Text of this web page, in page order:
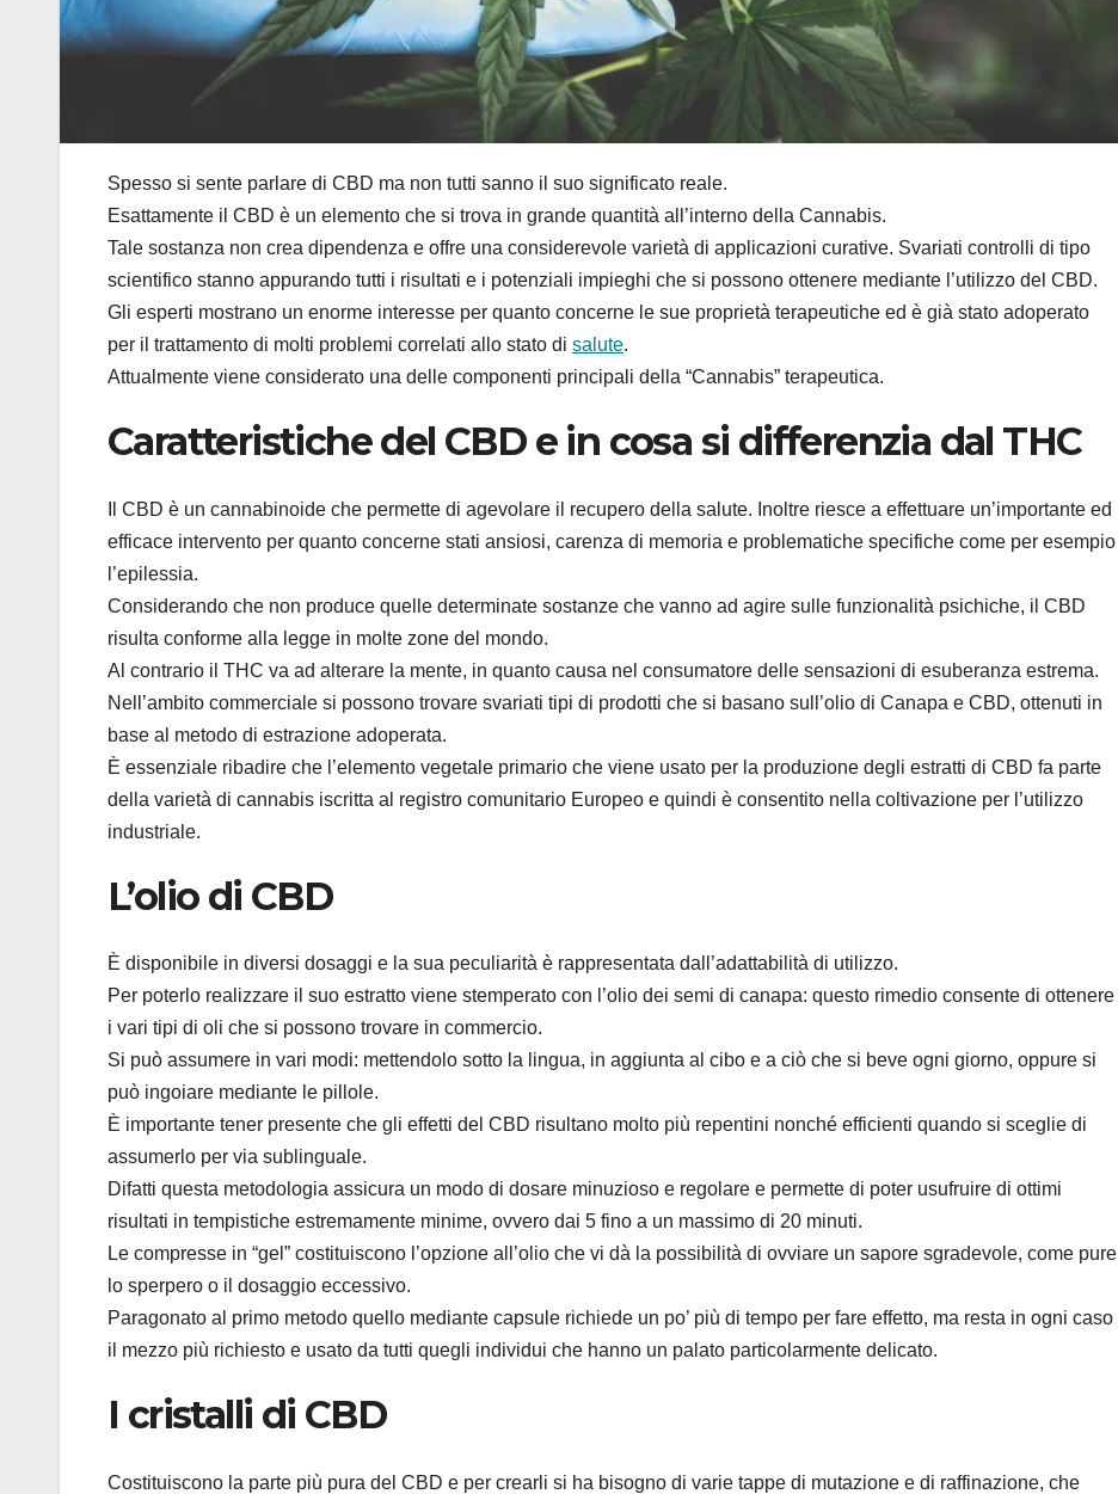
Spesso si sente parlare di CBD ma non tutti sanno il suo significato reale.
Esattamente il CBD è un elemento che si trova in grande quantità all’interno della Cannabis.
Tale sostanza non crea dipendenza e offre una considerevole varietà di applicazioni curative. Svariati controlli di tipo
scientifico stanno appurando tutti i risultati e i potenziali impieghi che si possono ottenere mediante l’utilizzo del CBD.
Gli esperti mostrano un enorme interesse per quanto concerne le sue proprietà terapeutiche ed è già stato adoperato
per il trattamento di molti problemi correlati allo stato di salute.
Attualmente viene considerato una delle componenti principali della “Cannabis” terapeutica.
Caratteristiche del CBD e in cosa si differenzia dal THC
Il CBD è un cannabinoide che permette di agevolare il recupero della salute. Inoltre riesce a effettuare un’importante ed
efficace intervento per quanto concerne stati ansiosi, carenza di memoria e problematiche specifiche come per esempio
l’epilessia.
Considerando che non produce quelle determinate sostanze che vanno ad agire sulle funzionalità psichiche, il CBD
risulta conforme alla legge in molte zone del mondo.
Al contrario il THC va ad alterare la mente, in quanto causa nel consumatore delle sensazioni di esuberanza estrema.
Nell’ambito commerciale si possono trovare svariati tipi di prodotti che si basano sull’olio di Canapa e CBD, ottenuti in
base al metodo di estrazione adoperata.
È essenziale ribadire che l’elemento vegetale primario che viene usato per la produzione degli estratti di CBD fa parte
della varietà di cannabis iscritta al registro comunitario Europeo e quindi è consentito nella coltivazione per l’utilizzo
industriale.
L’olio di CBD
È disponibile in diversi dosaggi e la sua peculiarità è rappresentata dall’adattabilità di utilizzo.
Per poterlo realizzare il suo estratto viene stemperato con l’olio dei semi di canapa: questo rimedio consente di ottenere
i vari tipi di oli che si possono trovare in commercio.
Si può assumere in vari modi: mettendolo sotto la lingua, in aggiunta al cibo e a ciò che si beve ogni giorno, oppure si
può ingoiare mediante le pillole.
È importante tener presente che gli effetti del CBD risultano molto più repentini nonché efficienti quando si sceglie di
assumerlo per via sublinguale.
Difatti questa metodologia assicura un modo di dosare minuzioso e regolare e permette di poter usufruire di ottimi
risultati in tempistiche estremamente minime, ovvero dai 5 fino a un massimo di 20 minuti.
Le compresse in “gel” costituiscono l’opzione all’olio che vi dà la possibilità di ovviare un sapore sgradevole, come pure
lo sperpero o il dosaggio eccessivo.
Paragonato al primo metodo quello mediante capsule richiede un po’ più di tempo per fare effetto, ma resta in ogni caso
il mezzo più richiesto e usato da tutti quegli individui che hanno un palato particolarmente delicato.
I cristalli di CBD
Costituiscono la parte più pura del CBD e per crearli si ha bisogno di varie tappe di mutazione e di raffinazione, che